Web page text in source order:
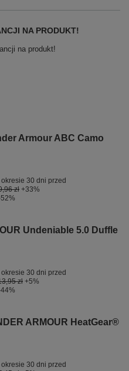
NA PRODUKT!
na produkt!
Armour ABC Camo
30 dni przed
zł +33%
Undeniable 5.0 Duffle
30 dni przed
zł +5%
ARMOUR HeatGear®
30 dni przed